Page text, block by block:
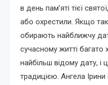
в день пам’яті тієї
або охрестили. Якщо
обирають найближчу
сучасному житті багато
найбільш відому дату,
традицією. Ангела